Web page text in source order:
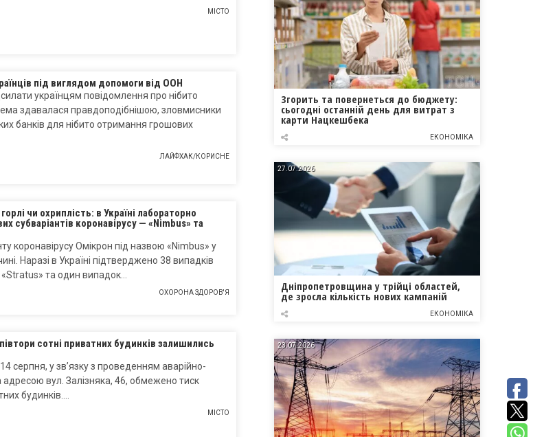
МІСТО
під виглядом допомоги від ООН
українцям повідомлення про нібито
здавалася правдоподібнішою, зловмисники
банків для нібито отримання грошових
ЛАЙФХАК/КОРИСНЕ
чи охриплість: в Україні лабораторно
субваріантів коронавірусу — «Nimbus» та
коронавірусу Омікрон під назвою «Nimbus» у
Наразі в Україні підтверджено 38 випадків
«Stratus» та один випадок…
ОХОРОНА ЗДОРОВ'Я
сотні приватних будинків залишились
серпня, у зв’язку з проведенням аварійно-
адресою вул. Залізняка, 46, обмежено тиск
будинків….
МІСТО
Згорить та повернеться до бюджету:
сьогодні останній день для витрат з
карти Нацкешбека
ЕКОНОМІКА
27.07.2026
Дніпропетровщина у трійці областей,
де зросла кількість нових кампаній
ЕКОНОМІКА
23.07.2026